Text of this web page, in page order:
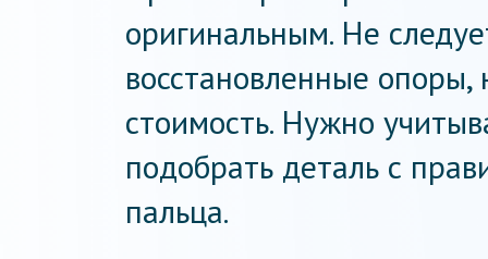
оригинальным. Не
восстановленные
стоимость. Нужно
подобрать деталь с
пальца.